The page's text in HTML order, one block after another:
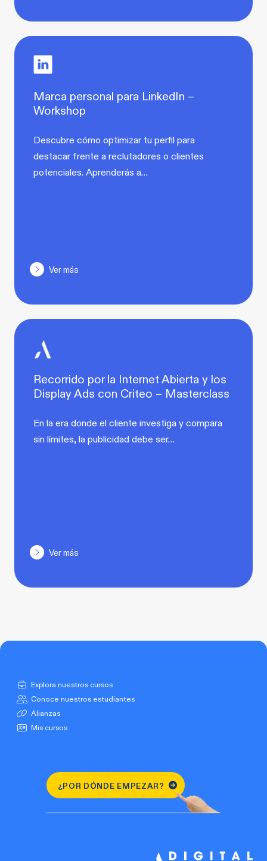
Marca personal para LinkedIn –
Workshop
Descubre cómo optimizar tu perfil para
destacar frente a reclutadores o clientes
potenciales. Aprenderás a…
Ver más
Recorrido por la Internet Abierta y los
Display Ads con Criteo – Masterclass
En la era donde el cliente investiga y compara
sin límites, la publicidad debe ser…
Ver más
Explora nuestros cursos
Conoce nuestros estudiantes
Alianzas
Mis cursos
¿POR DÓNDE EMPEZAR?